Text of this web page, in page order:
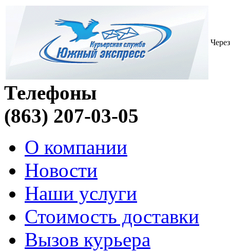
Телефоны
(863) 207-03-05
О компании
Новости
Наши услуги
Стоимость доставки
Вызов курьера